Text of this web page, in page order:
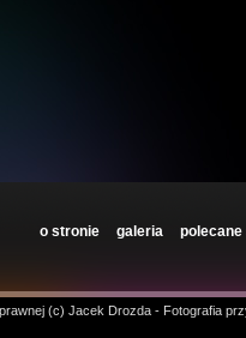
o stronie galeria
(c) Jacek Drozda - Fotografia